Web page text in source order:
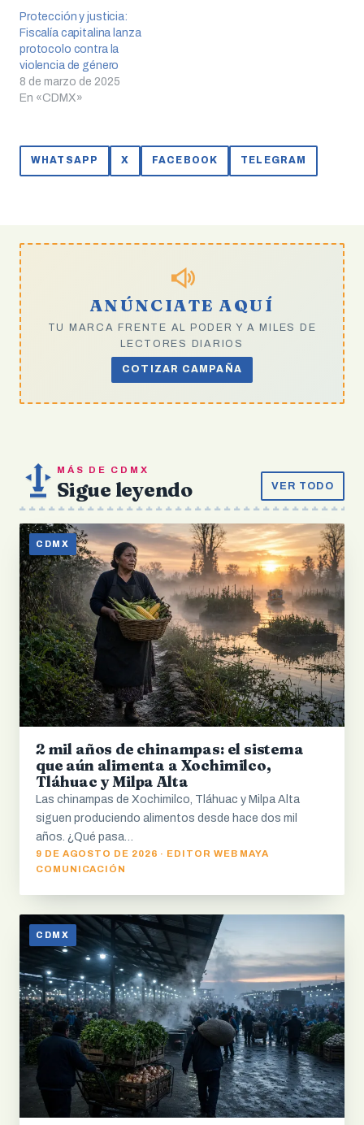
Protección y justicia:
Fiscalía capitalina lanza
protocolo contra la
violencia de género
8 de marzo de 2025
En «CDMX»
WHATSAPP X FACEBOOK TELEGRAM
ANÚNCIATE AQUÍ
TU MARCA FRENTE AL PODER Y A MILES DE
LECTORES DIARIOS
COTIZAR CAMPAÑA
MÁS DE CDMX
Sigue leyendo VER TODO
CDMX
2 mil años de chinampas: el sistema
que aún alimenta a Xochimilco,
Tláhuac y Milpa Alta
Las chinampas de Xochimilco, Tláhuac y Milpa Alta
siguen produciendo alimentos desde hace dos mil
años. ¿Qué pasa…
9 DE AGOSTO DE 2026 · EDITOR WEB MAYA
COMUNICACIÓN
CDMX